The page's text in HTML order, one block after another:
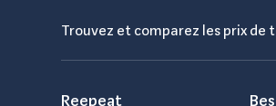
LG 188
Logitech 177
Trouvez et comparez les prix de
Reepeat